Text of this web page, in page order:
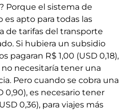
Porque el sistema de
apto para todas las
de tarifas del transporte
Si hubiera un subsidio
pagaran R$ 1,00 (USD 0,18),
necesitaría tener una
Pero cuando se cobra una
0,90), es necesario tener
0,36), para viajes más